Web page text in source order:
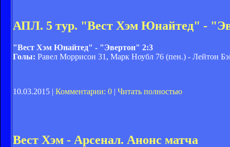
АПЛ. 5 тур. "Вест Хэм Юнайтед" -
"Вест Хэм Юнайтед" - "Эвертон" 2:3
Голы: Равел Моррисон 31, Марк Ноубл 76 (пен.) - Лейтон
10.03.2015 | Комментарии: 0 | Читать полностью
Вест Хэм - Арсенал. Анонс матча